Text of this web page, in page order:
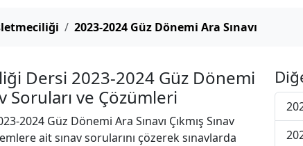
2023-2024 Güz Dönemi Ara Sınavı
Dersi 2023-2024 Güz Dönemi
Soruları ve Çözümleri
2024 Güz Dönemi Ara Sınavı Çıkmış Sınav
ait sınav sorularını çözerek sınavlarda